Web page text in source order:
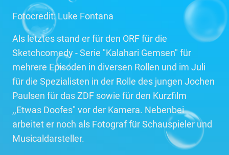
Fotocredit: Luke Fontana
Als letztes stand er für den ORF für die
Sketchcomedy - Serie "Kalahari Gemsen" für
mehrere Episoden in diversen Rollen und im Juli
für die Spezialisten in der Rolle des jungen Jochen
Paulsen für das ZDF sowie für den Kurzfilm
,,Etwas Doofes" vor der Kamera. Nebenbei
arbeitet er noch als Fotograf für Schauspieler und
Musicaldarsteller.